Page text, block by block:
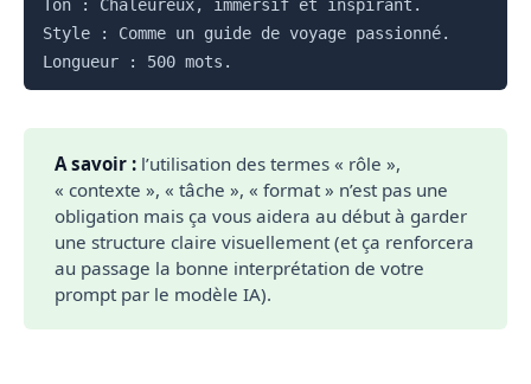
Ton : Chaleureux, immersif et inspirant.
Style : Comme un guide de voyage passionné.
A savoir :l’utilisation des termes « rôle »,
« contexte », « tâche », « format » n’est pas une
obligation mais ça vous aidera au début à garder
une structure claire visuellement (et ça renforcera
au passage la bonne interprétation de votre
prompt par le modèle IA).